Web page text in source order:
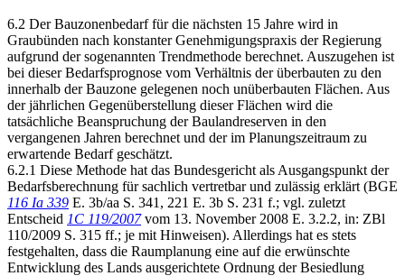
6.2 Der Bauzonenbedarf für die nächsten 15 Jahre wird in
Graubünden nach konstanter Genehmigungspraxis der Regierung
aufgrund der sogenannten Trendmethode berechnet. Auszugehen ist
bei dieser Bedarfsprognose vom Verhältnis der überbauten zu den
innerhalb der Bauzone gelegenen noch unüberbauten Flächen. Aus
der jährlichen Gegenüberstellung dieser Flächen wird die
tatsächliche Beanspruchung der Baulandreserven in den
vergangenen Jahren berechnet und der im Planungszeitraum zu
erwartende Bedarf geschätzt.
6.2.1 Diese Methode hat das Bundesgericht als Ausgangspunkt der
Bedarfsberechnung für sachlich vertretbar und zulässig erklärt (BGE
116 Ia 339 E. 3b/aa S. 341, 221 E. 3b S. 231 f.; vgl. zuletzt
Entscheid 1C 119/2007vom 13. November 2008 E. 3.2.2, in: ZBl
110/2009 S. 315 ff.; je mit Hinweisen). Allerdings hat es stets
festgehalten, dass die Raumplanung eine auf die erwünschte
Entwicklung des Lands ausgerichtete Ordnung der Besiedlung